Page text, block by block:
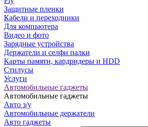
Защитные пленки
Кабели и переходники
Для компьютера
Видео и фото
Зарядные устройства
Держатели и селфи палки
Карты памяти, кардридеры и HDD
Стилусы
Услуги
Автомобильные гаджеты
Автомобильные гаджеты
Авто з/у
Автомобильные держатели
Авто гаджеты